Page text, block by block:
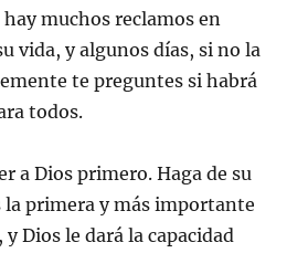
muchos reclamos en
vida, y algunos días, si no la
te preguntes si habrá
todos.
a Dios primero. Haga de su
la primera y más importante
y Dios le dará la capacidad